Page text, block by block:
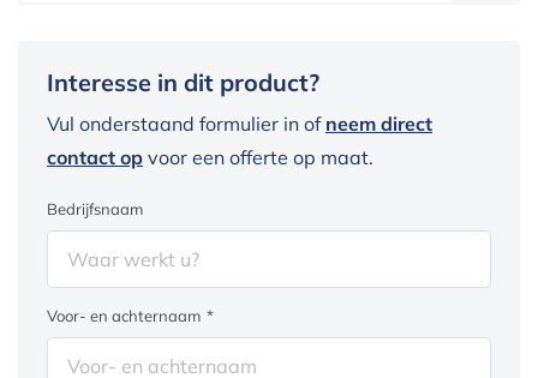
Interesse in dit product?
Vul onderstaand formulier in of neem direct
contact op voor een offerte op maat.
Bedrijfsnaam
Voor- en achternaam *